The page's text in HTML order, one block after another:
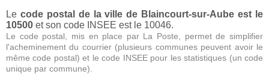
Le code postal de la ville de Blaincourt-sur-Aube est le
10500 et son code INSEE est le 10046.
Le code postal, mis en place par La Poste, permet de simplifier
l'acheminement du courrier (plusieurs communes peuvent avoir le
même code postal) et le code INSEE pour les statistiques (un code
unique par commune).